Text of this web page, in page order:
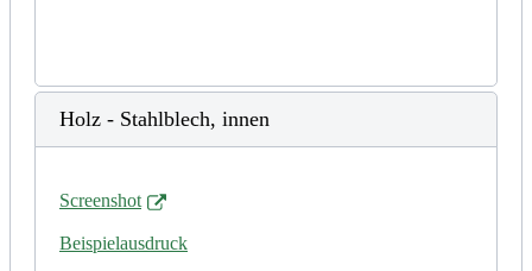
Holz - Stahlblech, innen
Screenshot
Beispielausdruck